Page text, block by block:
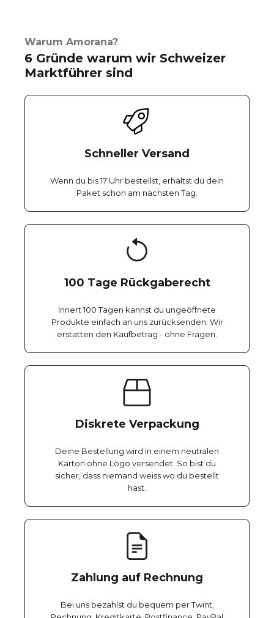
Warum Amorana?
6 Gründe warum wir Schweizer
Marktführer sind
Schneller Versand
Wenn du bis 17 Uhr bestellst, erhältst du dein
Paket schon am nächsten Tag.
100 Tage Rückgaberecht
Innert 100 Tagen kannst du ungeöffnete
Produkte einfach an uns zurücksenden. Wir
erstatten den Kaufbetrag - ohne Fragen.
Diskrete Verpackung
Deine Bestellung wird in einem neutralen
Karton ohne Logo versendet. So bist du
sicher, dass niemand weiss wo du bestellt
hast.
Zahlung auf Rechnung
Bei uns bezahlst du bequem per Twint,